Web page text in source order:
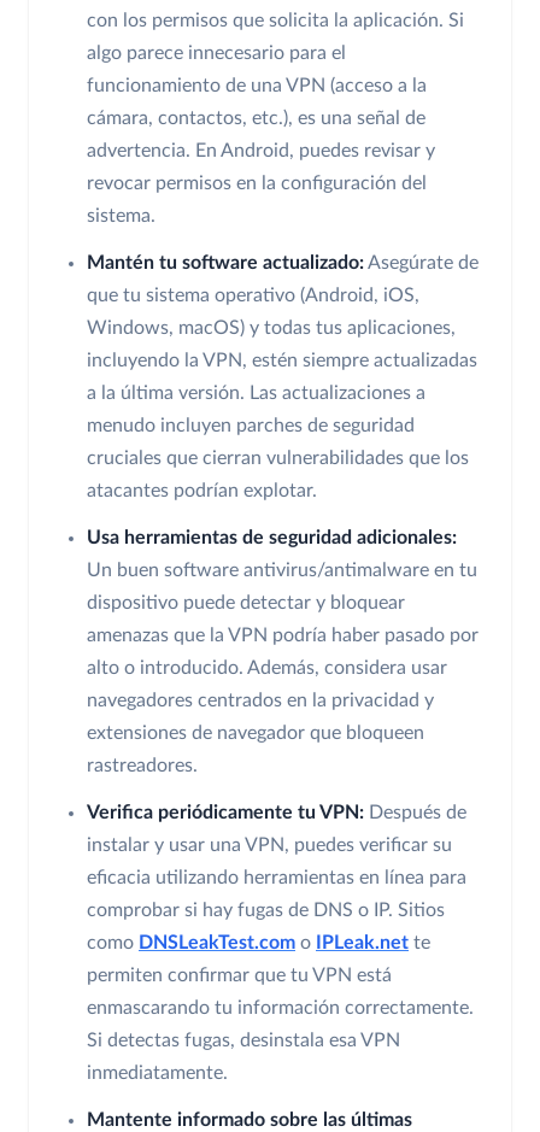
con los permisos que solicita la aplicación. Si
algo parece innecesario para el
funcionamiento de una VPN (acceso a la
cámara, contactos, etc.), es una señal de
advertencia. En Android, puedes revisar y
revocar permisos en la configuración del
sistema.
Mantén tu software actualizado:Asegúrate de
que tu sistema operativo (Android, iOS,
Windows, macOS) y todas tus aplicaciones,
incluyendo la VPN, estén siempre actualizadas
a la última versión. Las actualizaciones a
menudo incluyen parches de seguridad
cruciales que cierran vulnerabilidades que los
atacantes podrían explotar.
Usa herramientas de seguridad adicionales:
Un buen software antivirus/antimalware en tu
dispositivo puede detectar y bloquear
amenazas que la VPN podría haber pasado por
alto o introducido. Además, considera usar
navegadores centrados en la privacidad y
extensiones de navegador que bloqueen
rastreadores.
Verifica periódicamente tu VPN: Después de
instalar y usar una VPN, puedes verificar su
eficacia utilizando herramientas en línea para
comprobar si hay fugas de DNS o IP. Sitios
como DNSLeakTest.com o IPLeak.net te
permiten confirmar que tu VPN está
enmascarando tu información correctamente.
Si detectas fugas, desinstala esa VPN
inmediatamente.
Mantente informado sobre las últimas